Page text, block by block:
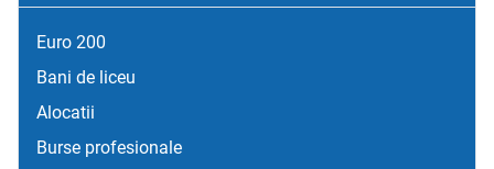
Euro 200
Bani de liceu
Alocatii
Burse profesionale